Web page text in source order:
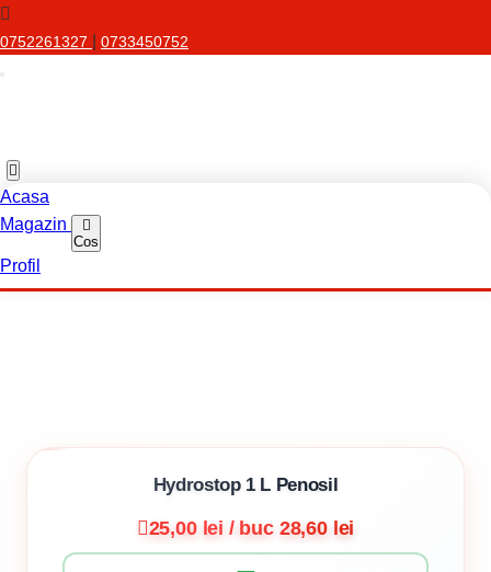
0752261327 0733450752
Acasa
Magazin
Cos
Profil
Hydrostop 1 L Penosil
25,00 lei / buc 28,60 lei